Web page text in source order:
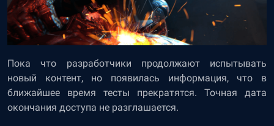
Пока что разработчики продолжают испытывать
новый контент, но появилась информация, что в
ближайшее время тесты прекратятся. Точная дата
окончания доступа не разглашается.